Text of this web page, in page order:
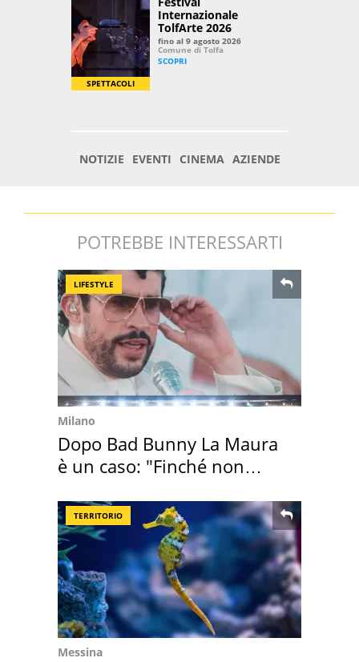
POTREBBE INTERESSARTI
LIFESTYLE
Milano
Dopo Bad Bunny La Maura
è un caso: "Finché non
TERRITORIO
Messina